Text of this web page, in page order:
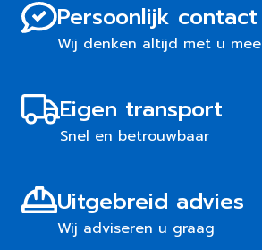
Persoonlijk contact
Wij denken altijd met u mee
Eigen transport
Snel en betrouwbaar
Uitgebreid advies
Wij adviseren u graag